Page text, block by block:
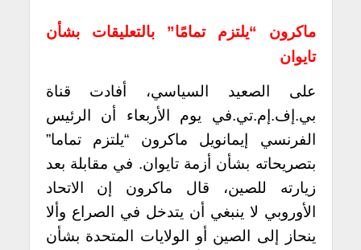
ماكرون “يلتزم تمامًا” بالتعليقات بشأن
تايوان
على الصعيد السياسي، أفادت قناة
بي.إف.إم.تي.في يوم الأربعاء أن الرئيس
الفرنسي إيمانويل ماكرون “يلتزم تماما”
بتصريحاته بشأن أزمة تايوان. في مقابلة بعد
زيارته للصين، قال ماكرون إن الاتحاد
الأوروبي لا ينبغي أن يتدخل في الصراع وألا
ينحاز إلى الصين أو الولايات المتحدة بشأن